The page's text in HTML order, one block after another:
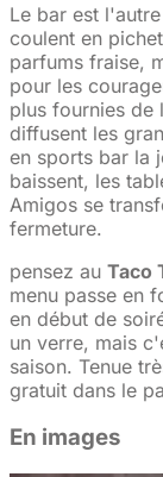
Le bar est
coulent en
parfums fraise,
pour les
plus fournies de
diffusent les
en sports bar la
baissent, les
Amigos se
fermeture.
pensez au Taco
menu passe en
en début de
un verre, mais
saison. Tenue
gratuit dans le
En images